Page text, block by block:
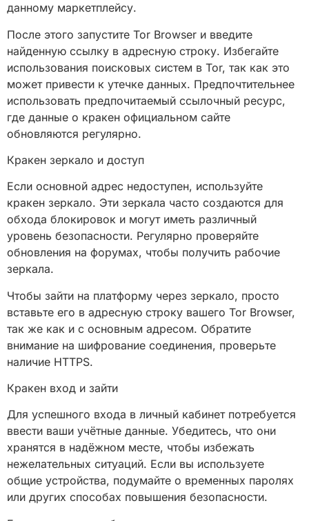
данному маркетплейсу.
После этого запустите Tor Browser и введите
найденную ссылку в адресную строку. Избегайте
использования поисковых систем в Tor, так как это
может привести к утечке данных. Предпочтительнее
использовать предпочитаемый ссылочный ресурс,
где данные о кракен официальном сайте
обновляются регулярно.
Кракен зеркало и доступ
Если основной адрес недоступен, используйте
кракен зеркало. Эти зеркала часто создаются для
обхода блокировок и могут иметь различный
уровень безопасности. Регулярно проверяйте
обновления на форумах, чтобы получить рабочие
зеркала.
Чтобы зайти на платформу через зеркало, просто
вставьте его в адресную строку вашего Tor Browser,
так же как и с основным адресом. Обратите
внимание на шифрование соединения, проверьте
наличие HTTPS.
Кракен вход и зайти
Для успешного входа в личный кабинет потребуется
ввести ваши учётные данные. Убедитесь, что они
хранятся в надёжном месте, чтобы избежать
нежелательных ситуаций. Если вы используете
общие устройства, подумайте о временных паролях
или других способах повышения безопасности.